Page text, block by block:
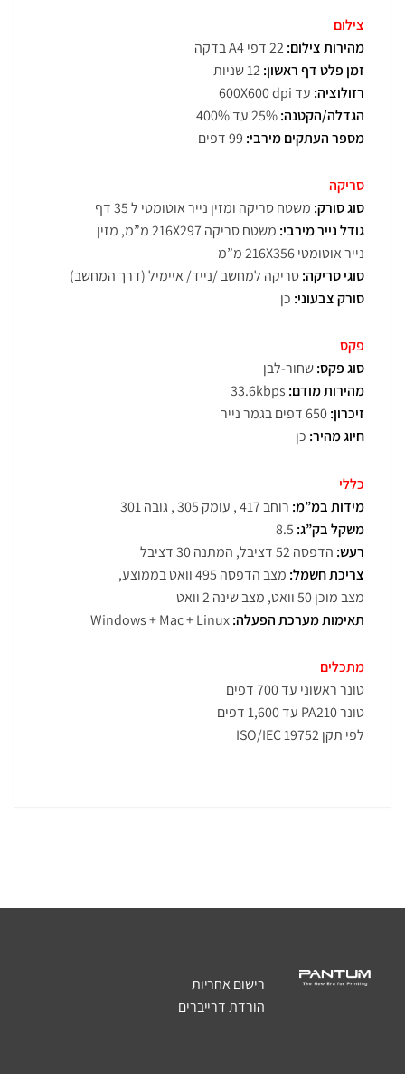
צילום
מהירות צילום:
זמן פלט דף ראשון:
רזולוציה: עד 600X600 dpi
הגדלה/הקטנה:
מספר העתקים מירבי:
סריקה
סוג סורק: משטח סריקה ומזין נייר אוטומטי ל 35 דף
גודל נייר מירבי: משטח סריקה 216X297 מ”מ, מזין
נייר אוטומטי 216X356 מ”מ
סוגי סריקה:סריקה למחשב /נייד/ איימיל (דרך המחשב)
סורק צבעוני: כן
פקס
סוג פקס:שחור-לבן
מהירות מודם:
זיכרון:
חיוג מהיר: כן
כללי
מידות במ”מ: רוחב 417 , עומק 305 , גובה 301
משקל בק”ג:
רעש: הדפסה 52 דציבל, המתנה 30 דציבל
צריכת חשמל: מצב הדפסה 495 וואט בממוצע,
מצב מוכן 50 וואט, מצב שינה 2 וואט
תאימות מערכת הפעלה:
מתכלים
טונר ראשוני עד 700 דפים
טונר PA210 עד 1,600 דפים
לפי תקן ISO/IEC 19752
רישום אחריות
הורדת דרייברים